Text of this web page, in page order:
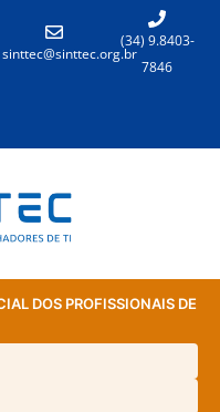
sinttec@sinttec.org.br
(34) 9.8403-
7846
DOS PROFISSIONAIS DE